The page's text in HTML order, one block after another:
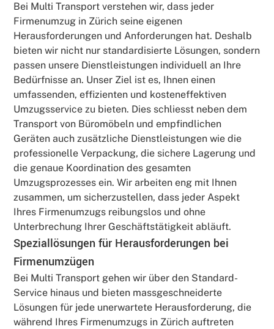
Bei Multi Transport verstehen wir, dass jeder
Firmenumzug in Zürich seine eigenen
Herausforderungen und Anforderungen hat. Deshalb
bieten wir nicht nur standardisierte Lösungen, sondern
passen unsere Dienstleistungen individuell an Ihre
Bedürfnisse an. Unser Ziel ist es, Ihnen einen
umfassenden, effizienten und kosteneffektiven
Umzugsservice zu bieten. Dies schliesst neben dem
Transport von Büromöbeln und empfindlichen
Geräten auch zusätzliche Dienstleistungen wie die
professionelle Verpackung, die sichere Lagerung und
die genaue Koordination des gesamten
Umzugsprozesses ein. Wir arbeiten eng mit Ihnen
zusammen, um sicherzustellen, dass jeder Aspekt
Ihres Firmenumzugs reibungslos und ohne
Unterbrechung Ihrer Geschäftstätigkeit abläuft.
Speziallösungen für Herausforderungen bei
Firmenumzügen
Bei Multi Transport gehen wir über den Standard-
Service hinaus und bieten massgeschneiderte
Lösungen für jede unerwartete Herausforderung, die
während Ihres Firmenumzugs in Zürich auftreten